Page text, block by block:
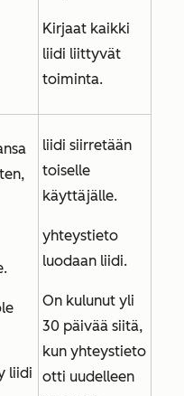
Kirjaat kaikki
liidi liittyvät
toiminta.
liidi
liidi siirretään
toiselle
käyttäjälle.
yhteystieto
luodaan liidi.
On kulunut yli
30 päivää siitä,
kun yhteystieto
otti uudelleen